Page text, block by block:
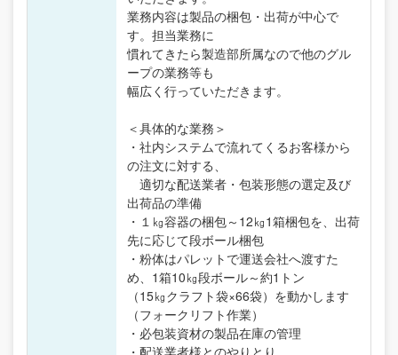
業務内容は製品の梱包・出荷が中心で
す。担当業務に
慣れてきたら製造部所属なので他のグル
ープの業務等も
幅広く行っていただきます。
＜具体的な業務＞
・社内システムで流れてくるお客様から
の注文に対する、
適切な配送業者・包装形態の選定及び
出荷品の準備
・１㎏容器の梱包～12㎏1箱梱包を、出荷
先に応じて段ボール梱包
・粉体はパレットで運送会社へ渡すた
め、1箱10㎏段ボール～約1トン
（15㎏クラフト袋×66袋）を動かします
（フォークリフト作業）
・必包装資材の製品在庫の管理
・配送業者様とのやりとり